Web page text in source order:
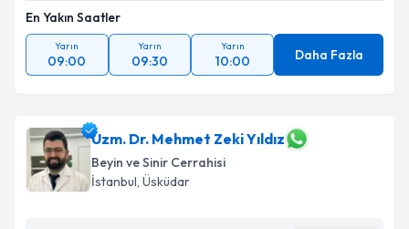
En Yakın Saatler
Yarın
09:00
Yarın
09:30
Yarın
10:00 Daha Fazla
Uzm. Dr. Mehmet Zeki Yıldız
Beyin ve Sinir Cerrahisi
İstanbul, Üsküdar